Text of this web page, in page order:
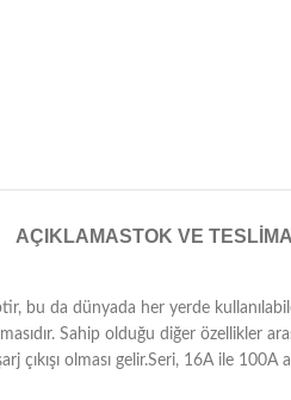
AÇIKLAMASTOK VE
bu da dünyada her yerde
Sahip olduğu diğer özellikler
çıkışı olması gelir.Seri, 16A ile